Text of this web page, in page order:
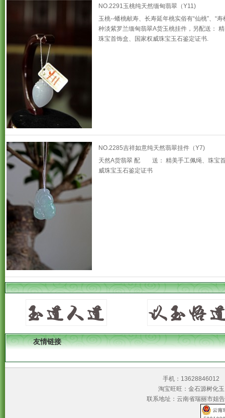
NO.2291玉桃纯天然缅甸翡翠（Y11)
玉桃--蟠桃献寿、长寿延年桃实俗有“仙桃”、“寿
种淡紫罗兰缅甸翡翠A货玉桃挂件，另配送：
珠宝首饰盒、国家权威珠宝玉石鉴定证书.
NO.2285吉祥如意纯天然翡翠挂件（Y7)
天然A货翡翠 配 送： 精美手工佩绳、珠宝
威珠宝玉石鉴定证书
友情链接
手机：
淘宝旺旺：金石源树
联系地址：云南省瑞丽市姐